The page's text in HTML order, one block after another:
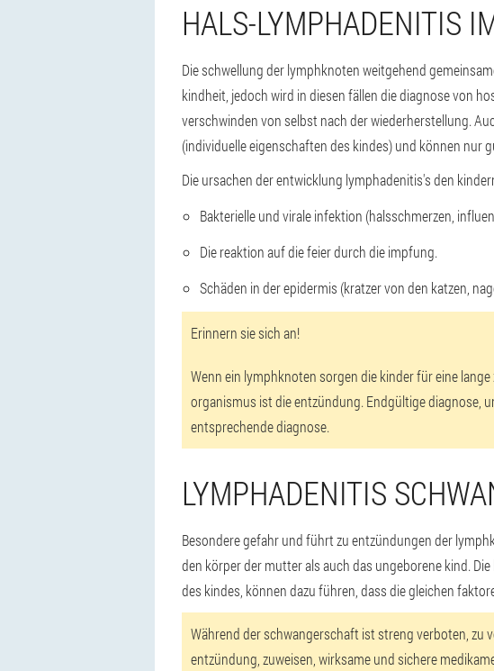
HALS-LYMPHADENITIS
Die schwellung der lymphknoten weitgehend
kindheit, jedoch wird in diesen fällen die diagnose von
verschwinden von selbst nach der wiederherstellung.
(individuelle eigenschaften des kindes) und können nur
Die ursachen der entwicklung lymphadenitis's den
Bakterielle und virale infektion (halsschmerzen,
Die reaktion auf die feier durch die impfung.
Schäden in der epidermis (kratzer von den katzen,
Erinnern sie sich an!
Wenn ein lymphknoten sorgen die kinder für eine
organismus ist die entzündung. Endgültige diagnose,
entsprechende diagnose.
LYMPHADENITIS
Besondere gefahr und führt zu entzündungen der
den körper der mutter als auch das ungeborene kind.
des kindes, können dazu führen, dass die gleichen
Während der schwangerschaft ist streng verboten, zu
entzündung, zuweisen, wirksame und sichere